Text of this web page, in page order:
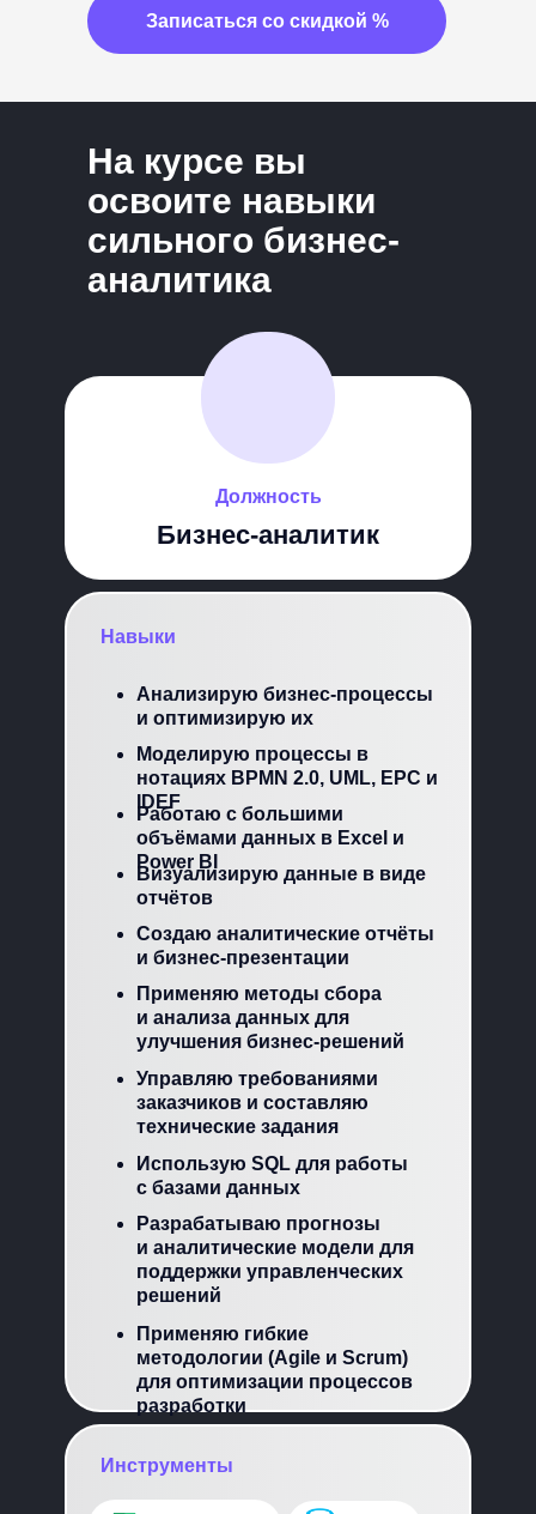
Записаться со скидкой %
Навыки
На курсе вы
освои те навыки
сильного бизнес-
аналитика
Должность
Бизнес-аналитик
Анализирую бизнес-процессы
и оптимизирую их
Моделирую процессы в
нотациях BPMN 2.0, UML, EPC и
IDEF
Работаю с большими
объёмами данных в Excel и
Power BI
Визуализирую данные в виде
отчётов
Создаю аналитические отчёты
и бизнес-презентации
Применяю методы сбора
и анализа данных для
улучшения бизнес-решений
Управляю требованиями
заказчиков и составляю
технические задания
Использую SQL для работы
с базами данных
Разрабатываю прогнозы
и аналитические модели для
поддержки управленческих
решений
Применяю гибкие
методологии (Agile и Scrum)
для оптимизации процессов
разработки
Инструменты